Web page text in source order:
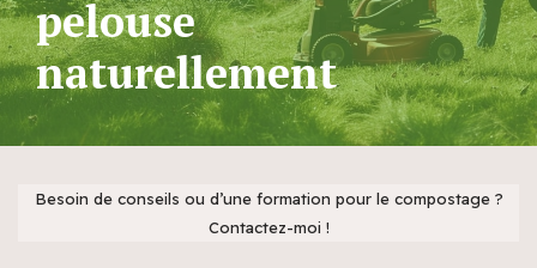
pelouse
naturellement
Besoin de conseils ou d’une formation pour le compostage ?
Contactez-moi !